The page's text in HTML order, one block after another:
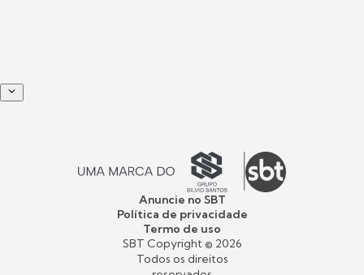
Anuncie no SBT
Política de privacidade
Termo de uso
SBT Copyright © 2026
Todos os direitos